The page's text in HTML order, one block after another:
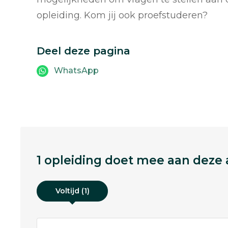
opleiding. Kom jij ook proefstuderen?
Deel deze pagina
WhatsApp
1 opleiding doet mee aan
Voltijd (1)